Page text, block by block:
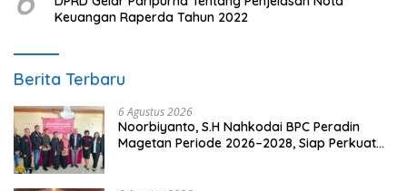
Keuangan Raperda Tahun 2022
Berita Terbaru
6 Agustus 2026
Noorbiyanto, S.H Nahkodai BPC Peradin
Magetan Periode 2026–2028, Siap Perkuat